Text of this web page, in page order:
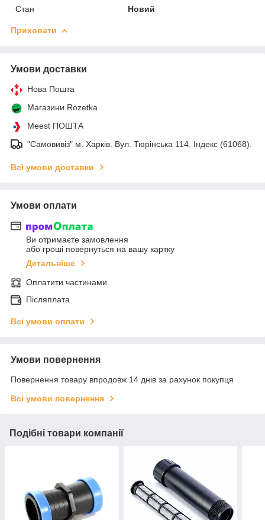
Стан
Новий
Приховати
Умови доставки
Нова Пошта
Магазини Rozetka
Meest ПОШТА
"Самовивіз" м. Харків. Вул. Тюрінська 114. Індекс (61068).
Всі умови доставки
Умови оплати
Ви отримаєте замовлення
або гроші повернуться на вашу картку
Детальніше
Оплатити частинами
Післяплата
Всі умови оплати
Умови повернення
Повернення товару впродовж 14 днів за рахунок покупця
Всі умови повернення
Подібні товари компанії